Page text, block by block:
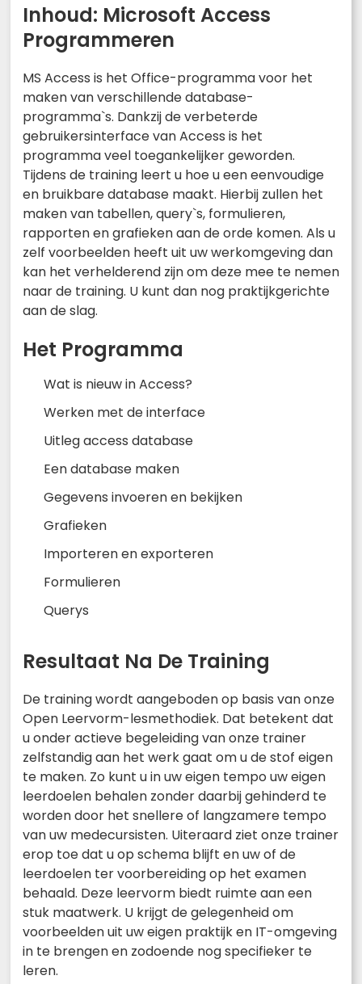
Inhoud: Microsoft Access
Programmeren
MS Access is het Office-programma voor het
maken van verschillende database-
programma`s. Dankzij de verbeterde
gebruikersinterface van Access is het
programma veel toegankelijker geworden.
Tijdens de training leert u hoe u een eenvoudige
en bruikbare database maakt. Hierbij zullen het
maken van tabellen, query`s, formulieren,
rapporten en grafieken aan de orde komen. Als u
zelf voorbeelden heeft uit uw werkomgeving dan
kan het verhelderend zijn om deze mee te nemen
naar de training. U kunt dan nog praktijkgerichte
aan de slag.
Het Programma
Wat is nieuw in Access?
Werken met de interface
Uitleg access database
Een database maken
Gegevens invoeren en bekijken
Grafieken
Importeren en exporteren
Formulieren
Querys
Resultaat Na De Training
De training wordt aangeboden op basis van onze
Open Leervorm-lesmethodiek. Dat betekent dat
u onder actieve begeleiding van onze trainer
zelfstandig aan het werk gaat om u de stof eigen
te maken. Zo kunt u in uw eigen tempo uw eigen
leerdoelen behalen zonder daarbij gehinderd te
worden door het snellere of langzamere tempo
van uw medecursisten. Uiteraard ziet onze trainer
erop toe dat u op schema blijft en uw of de
leerdoelen ter voorbereiding op het examen
behaald. Deze leervorm biedt ruimte aan een
stuk maatwerk. U krijgt de gelegenheid om
voorbeelden uit uw eigen praktijk en IT-omgeving
in te brengen en zodoende nog specifieker te
leren.